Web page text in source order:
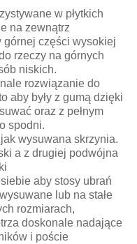
w płytkich
na zewnątrz
górnej części wysokiej
rzeczy na górnych
niskich.
rozwiązanie do
aby były z gumą dzięki
oraz z pełnym
spodni.
wysuwana skrzynia.
a z drugiej podwójna
aby stosy ubrań
lub na stałe
rozmiarach,
doskonale nadające
i poście